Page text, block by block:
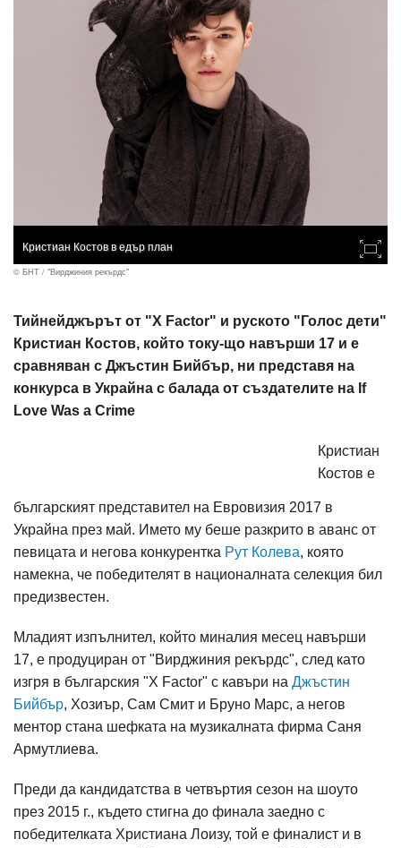
Кристиан Костов в едър план
© БНТ / "Вирджиния рекърдс"
Тийнейджърът от "X Factor" и руското "Голос дети"
Кристиан Костов, който току-що навърши 17 и е
сравняван с Джъстин Бийбър, ни представя на
конкурса в Украйна с балада от създателите на If
Love Was a Crime
Кристиан
Костов е
българският представител на Евровизия 2017 в
Украйна през май. Името му беше разкрито в аванс от
певицата и негова конкурентка Рут Колева, която
намекна, че победителят в националната селекция бил
предизвестен.
Младият изпълнител, който миналия месец навърши
17, е продуциран от "Вирджиния рекърдс", след като
изгря в българския "X Factor" с кавъри на Джъстин
Бийбър, Хозиър, Сам Смит и Бруно Марс, а негов
ментор стана шефката на музикалната фирма Саня
Армутлиева.
Преди да кандидатства в четвъртия сезон на шоуто
през 2015 г., където стигна до финала заедно с
победителката Христиана Лоизу, той е финалист и в